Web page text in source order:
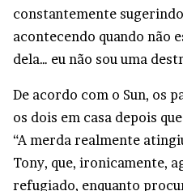
constantemente
acontecendo quando não
dela… eu não sou uma
De acordo com o Sun, os
os dois em casa depois
“A merda realmente
Tony, que, ironicamente,
refugiado, enquanto